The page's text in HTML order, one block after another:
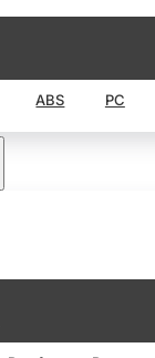
ABS PC